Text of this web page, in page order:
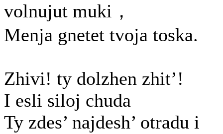
volnujut muki，
Menja gnetet tvoja toska.
Zhivi! ty dolzhen zhit’!
I esli siloj chuda
Ty zdes’ najdesh’ otradu i